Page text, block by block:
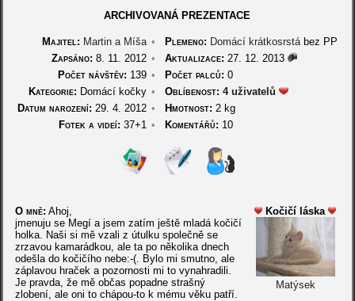
ARCHIVOVANÁ PREZENTACE
Majitel: Martin a Míša • Plemeno: Domácí krátkosrstábez PP
Zapsáno: 8. 11. 2012 • Aktualizace: 27. 12. 2013
Počet návštěv: 139 • Počet palců: 0
Kategorie: Domácí kočky • Oblíbenost: 4 uživatelů
Datum narození: 29. 4. 2012 • Hmotnost: 2 kg
Fotek a videí: 37+1 • Komentářů: 10
Kočičí láska
Matýsek
O mně: Ahoj,
jmenuju se Megí a jsem zatím ještě mladá kočičí
holka. Naši si mě vzali z útulku společně se
zrzavou kamarádkou, ale ta po několika dnech
odešla do kočičího nebe:-(. Bylo mi smutno, ale
záplavou hraček a pozornosti mi to vynahradili.
Je pravda, že mě občas popadne strašný
zlobení, ale oni to chápou-to k mému věku patří.